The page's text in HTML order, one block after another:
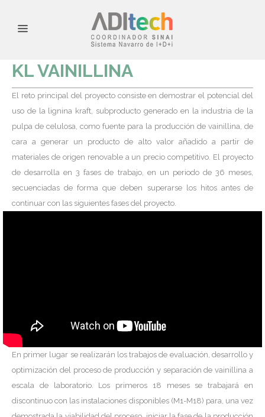
KL VAINILLINA
El reto principal del proyecto consiste en demostrar el potencial del
uso de la lignina kraft, subproducto generado en la industria de la
pulpa de celulosa, como fuente para la producción de vainillina, de
cara a generar un producto de alto valor añadido a partir de
materiales de origen renovable a un precio competitivo. El proyecto
de desarrolla en 3 fases de trabajo, en un periodo de 36 meses,
secuenciadas de forma que deben superarse los hitos antes de
continuar con las siguientes fases del proyecto.
En primer lugar se realizarán los trabajos de evaluación, desarrollo y
optimización del proceso de producción y separación de vainillina a
escala de laboratorio. Los primeros 18 meses se trabajará en
discontinuo con las instalaciones disponibles (M1-M18) para, una vez